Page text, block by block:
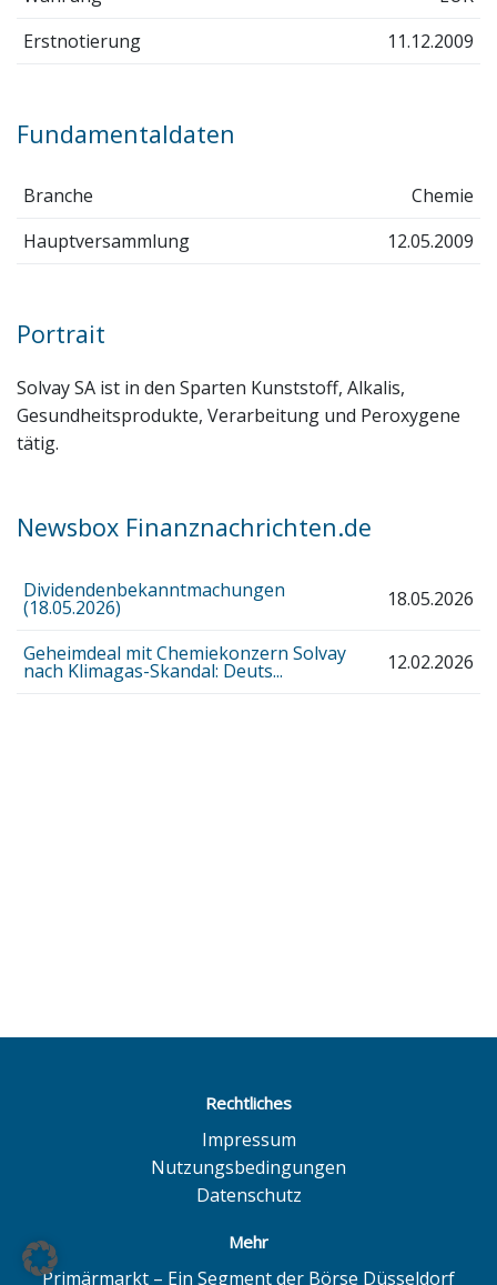
Erstnotierung
11.12.2009
Fundamentaldaten
Branche
Chemie
Hauptversammlung
12.05.2009
Portrait
Solvay SA ist in den Sparten Kunststoff, Alkalis,
Gesundheitsprodukte, Verarbeitung und Peroxygene
tätig.
Newsbox Finanznachrichten.de
Dividendenbekanntmachungen
(18.05.2026) 18.05.2026
Geheimdeal mit Chemiekonzern Solvay
nach Klimagas-Skandal: Deuts... 12.02.2026
Rechtliches
Impressum
Nutzungsbedingungen
Datenschutz
Mehr
Primärmarkt – Ein Segment der Börse Düsseldorf